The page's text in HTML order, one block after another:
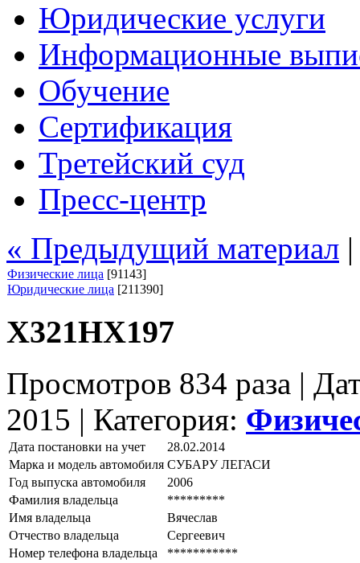
Юридические услуги
Информационные
Обучение
Сертификация
Третейский суд
Пресс-центр
« Предыдущий материал
Физические лица [91143]
Юридические лица [211390]
Х321НХ197
Просмотров 834 раза |
2015 | Категория:
Дата постановки на учет
28.02.2014
Марка и модель автомобиля СУБАРУ ЛЕГАСИ
Год выпуска автомобиля
2006
Фамилия владельца
*********
Имя владельца
Вячеслав
Отчество владельца
Сергеевич
Номер телефона владельца
***********